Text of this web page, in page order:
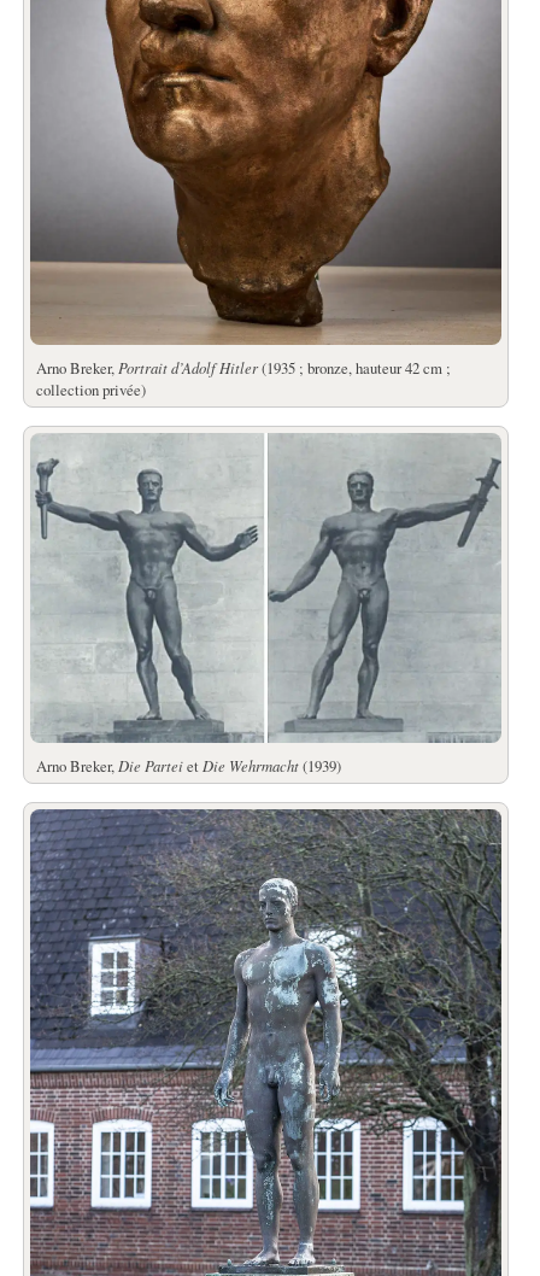
Arno Breker, Portrait d’Adolf Hitler(1935 ; bronze, hauteur 42 cm ;
collection privée)
Arno Breker, Die Parteiet Die Wehrmacht(1939)